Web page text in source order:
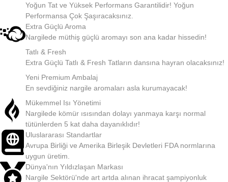
Yoğun Tat ve Yüksek Performans Garantilidir! Yoğun
Performansa Çok Şaşıracaksınız.
Extra Güçlü Aroma
Nargilede müthiş güçlü aromayı son ana kadar hissedin!
Tatlı & Fresh
Extra Güçlü Tatlı & Fresh Tatların dansına hayran olacaksınız!
Yeni Premium Ambalaj
En sevdiğiniz nargile aromaları asla kurumayacak!
Mükemmel Isı Yönetimi
Nargilede kömür ısısından dolayı yanmaya karşı normal
tütünlerden 5 kat daha dayanıklıdır!
Uluslararası Standartlar
Avrupa Birliği ve Amerika Birleşik Devletleri FDA normlarına
uygun üretim.
Dünya'nın Yıldızlaşan Markası
Nargile Sektörü'nde art artda alınan ihracat şampiyonluk